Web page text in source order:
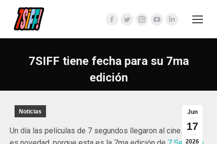
Facebook
page
in
new
Twitter
page
in
new
Instagram
page
in
YouTube
page
in
Linkedin
page
in
7SIFF tiene fecha para su 7ma
edición
Jun
17
2026
Noticias
Un día las películas de 7 segundos llegaron al cine. Y no